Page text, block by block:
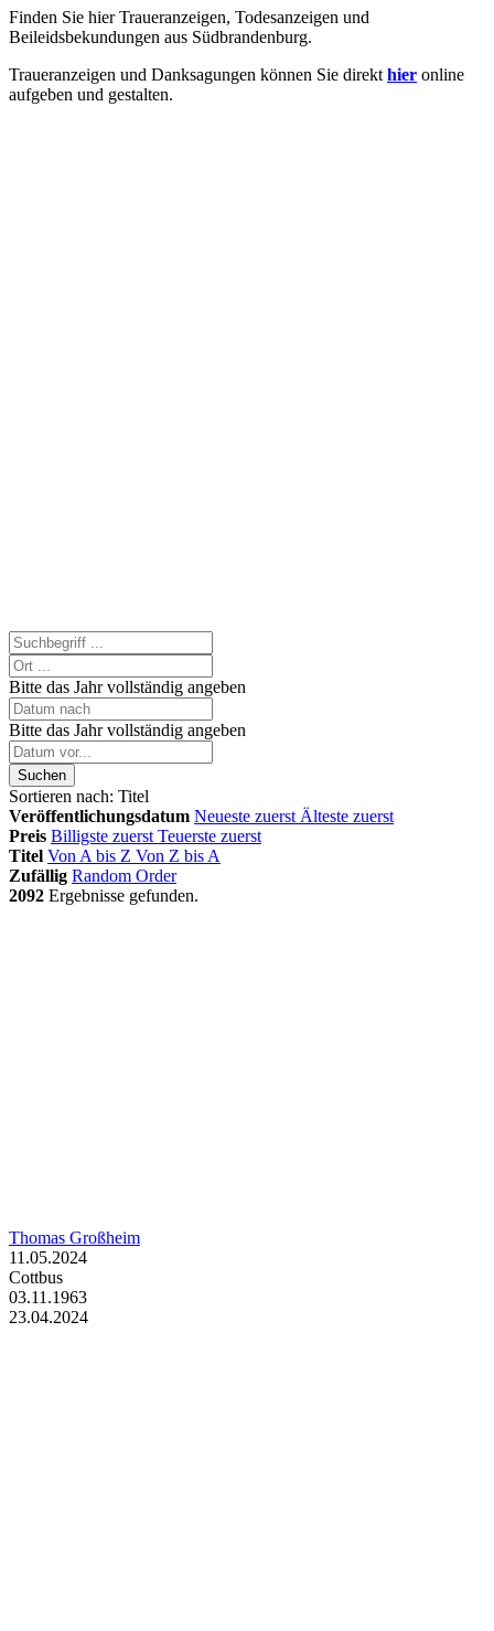
Finden Sie hier Traueranzeigen, Todesanzeigen und
Beileidsbekundungen aus Südbrandenburg.
Traueranzeigen und Danksagungen können Sie direkt hier online
aufgeben und gestalten.
Bitte das Jahr vollständig angeben
Bitte das Jahr vollständig angeben
Suchen
Sortieren nach: Titel
Veröffentlichungsdatum Neueste zuerst Älteste zuerst
Preis Billigste zuerst Teuerste zuerst
Titel Von A bis Z Von Z bis A
Zufällig Random Order
2092 Ergebnisse gefunden.
Thomas Großheim
11.05.2024
Cottbus
03.11.1963
23.04.2024